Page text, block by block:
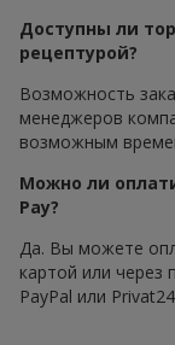
Доступны ли
рецептурой?
Возможность
менеджеров
возможным
Можно ли
Pay?
Да. Вы можете
картой или через
PayPal или